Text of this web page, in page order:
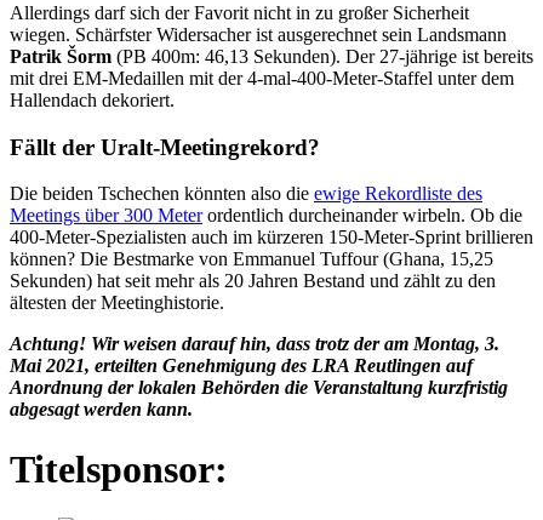
Allerdings darf sich der Favorit nicht in zu großer Sicherheit
wiegen. Schärfster Widersacher ist ausgerechnet sein Landsmann
Patrik Šorm (PB 400m: 46,13 Sekunden). Der 27-jährige ist bereits
mit drei EM-Medaillen mit der 4-mal-400-Meter-Staffel unter dem
Hallendach dekoriert.
Fällt der Uralt-Meetingrekord?
Die beiden Tschechen könnten also die ewige Rekordliste des
Meetings über 300 Meterordentlich durcheinander wirbeln. Ob die
400-Meter-Spezialisten auch im kürzeren 150-Meter-Sprint brillieren
können? Die Bestmarke von Emmanuel Tuffour (Ghana, 15,25
Sekunden) hat seit mehr als 20 Jahren Bestand und zählt zu den
ältesten der Meetinghistorie.
Achtung! Wir weisen darauf hin, dass trotz der am Montag, 3.
Mai 2021, erteilten Genehmigung des LRA Reutlingen auf
Anordnung der lokalen Behörden die Veranstaltung kurzfristig
abgesagt werden kann.
Titelsponsor: